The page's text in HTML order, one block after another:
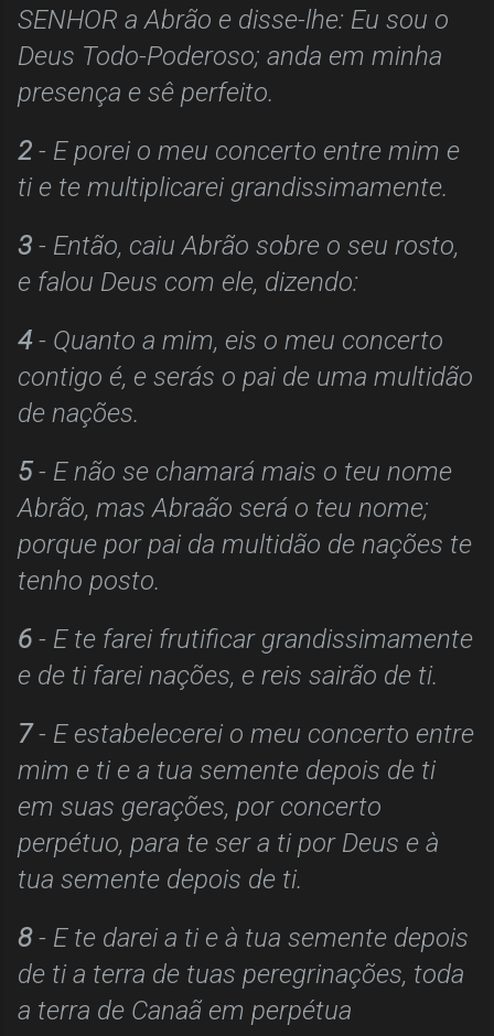
SENHOR a Abrão e disse-lhe: Eu sou o
Deus Todo-Poderoso; anda em minha
presença e sê perfeito.
2 - E porei o meu concerto entre mim e
ti e te multiplicarei grandissimamente.
3 - Então, caiu Abrão sobre o seu rosto,
e falou Deus com ele, dizendo:
4- Quanto a mim, eis o meu concerto
contigo é, e serás o pai de uma multidão
de nações.
5- E não se chamará mais o teu nome
Abrão, mas Abraão será o teu nome;
porque por pai da multidão de nações te
tenho posto.
6 - E te farei frutificar grandissimamente
e de ti farei nações, e reis sairão de ti.
7- E estabelecerei o meu concerto entre
mim e ti e a tua semente depois de ti
em suas gerações, por concerto
perpétuo, para te ser a ti por Deus e à
tua semente depois de ti.
8- E te darei a ti e à tua semente depois
de ti a terra de tuas peregrinações, toda
a terra de Canaã em perpétua